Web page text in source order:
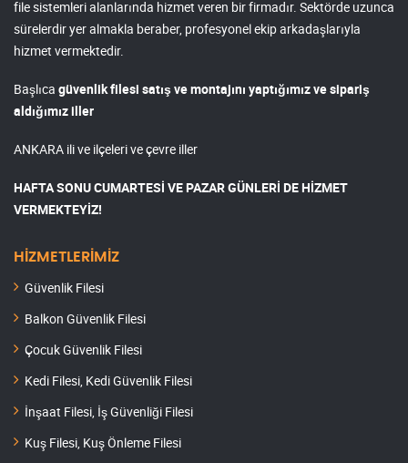
file sistemleri alanlarında hizmet veren bir firmadır. Sektörde uzunca
sürelerdir yer almakla beraber, profesyonel ekip arkadaşlarıyla
hizmet vermektedir.
Başlıca güvenlik filesi satış ve montajını yaptığımız ve sipariş
aldığımız iller
ANKARA ili ve ilçeleri ve çevre iller
HAFTA SONU CUMARTESİ VE PAZAR GÜNLERİ DE HİZMET
VERMEKTEYİZ!
HİZMETLERİMİZ
Güvenlik Filesi
Balkon Güvenlik Filesi
Çocuk Güvenlik Filesi
Kedi Filesi, Kedi Güvenlik Filesi
İnşaat Filesi, İş Güvenliği Filesi
Kuş Filesi, Kuş Önleme Filesi